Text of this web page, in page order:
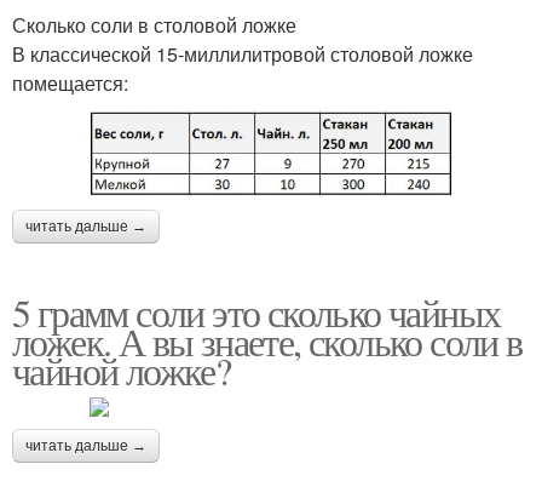
Сколько соли в столовой ложке
В классической 15-миллилитровой столовой ложке
помещается:
читать дальше →
5 грамм соли это сколько чайных
ложек. А вы знаете, сколько соли в
чайной ложке?
читать дальше →